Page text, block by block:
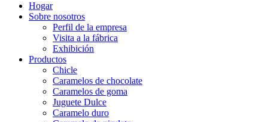
Hogar
Sobre nosotros
Perfil de la empresa
Visita a la fábrica
Exhibición
Productos
Chicle
Caramelos de chocolate
Caramelos de goma
Juguete Dulce
Caramelo duro